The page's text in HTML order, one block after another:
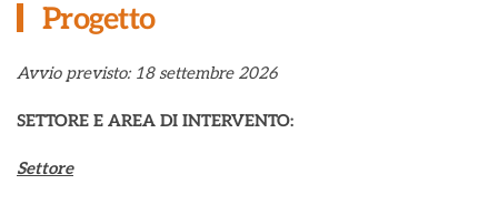
Progetto
Avvio previsto: 18 settembre 2026
SETTORE E AREA DI INTERVENTO:
Settore